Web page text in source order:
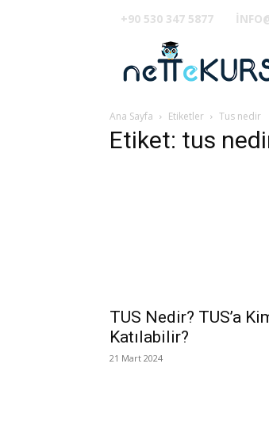
+90 530 347 5877
Ana Sayfa Etiketler Tus nedir
Etiket: tus
TUS Nedir? TUS’a
Katılabilir?
21 Mart 2024